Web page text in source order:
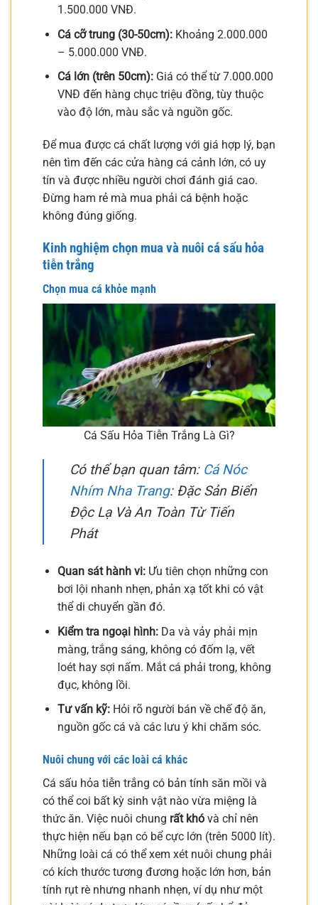
1.500.000 VNĐ.
Cá cỡ trung (30-50cm):Khoảng 2.000.000
– 5.000.000 VNĐ.
Cá lớn (trên 50cm):Giá có thể từ 7.000.000
VNĐ đến hàng chục triệu đồng, tùy thuộc
vào độ lớn, màu sắc và nguồn gốc.
Để mua được cá chất lượng với giá hợp lý, bạn
nên tìm đến các cửa hàng cá cảnh lớn, có uy
tín và được nhiều người chơi đánh giá cao.
Đừng ham rẻ mà mua phải cá bệnh hoặc
không đúng giống.
Kinh nghiệm chọn mua và nuôi cá sấu hỏa
tiễn trắng
Chọn mua cá khỏe mạnh
Cá Sấu Hỏa Tiễn Trắng Là Gì?
Có thể bạn quan tâm: Cá Nóc
Nhím Nha Trang: Đặc Sản Biển
Độc Lạ Và An Toàn Từ Tiến
Phát
Quan sát hành vi:Ưu tiên chọn những con
bơi lội nhanh nhẹn, phản xạ tốt khi có vật
thể di chuyển gần đó.
Kiểm tra ngoại hình:Da và vảy phải mịn
màng, trắng sáng, không có đốm lạ, vết
loét hay sợi nấm. Mắt cá phải trong, không
đục, không lồi.
Tư vấn kỹ:Hỏi rõ người bán về chế độ ăn,
nguồn gốc cá và các lưu ý khi chăm sóc.
Nuôi chung với các loài cá khác
Cá sấu hỏa tiễn trắng có bản tính săn mồi và
có thể coi bất kỳ sinh vật nào vừa miệng là
thức ăn. Việc nuôi chung rất khó và chỉ nên
thực hiện nếu bạn có bể cực lớn (trên 5000 lít).
Những loài cá có thể xem xét nuôi chung phải
có kích thước tương đương hoặc lớn hơn, bản
tính rụt rè nhưng nhanh nhẹn, ví dụ như một